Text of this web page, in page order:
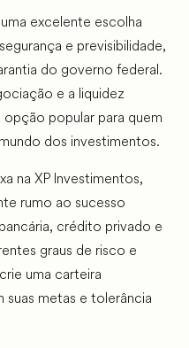
excelente escolha
e previsibilidade,
do governo federal.
e a liquidez
popular para quem
dos investimentos.
na XP Investimentos,
rumo ao sucesso
crédito privado e
graus de risco e
uma carteira
suas metas e tolerância